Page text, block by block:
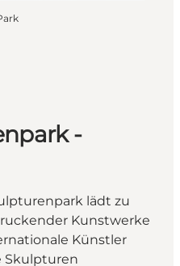
-
lädt zu
Kunstwerke
Künstler
Skulpturen